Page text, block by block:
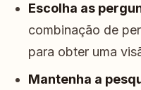
Escolha as
combinação de
para obter uma
Mantenha a